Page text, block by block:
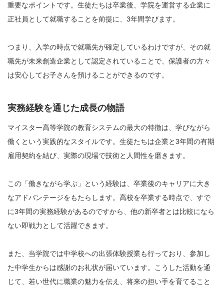
重要なポイントです。生徒たちは卒業後、学院を運営する企業に
正社員として就職することを前提に、3年間学びます。
つまり、入学の時点で就職先が確定しているわけですが、その就
職先が未来創造企業として認定されていることで、保護者の方々
は安心してお子さんを預けることができるのです。
実務経験を通じた成長の物語
マイスター高等学院の教育システムの最大の特徴は、学びながら
働くという実践的なスタイルです。生徒たちは企業と3年間の有期
雇用契約を結び、実際の現場で技術と人間性を磨きます。
この「働きながら学ぶ」という経験は、卒業後のキャリアに大き
なアドバンテージをもたらします。高校を卒業する時点で、すで
に3年間の実務経験があるのですから、他の新卒者とは比較になら
ない即戦力として活躍できます。
また、当学院では中学校への出張体験授業も行っており、参加し
た中学生からは感謝のお礼状が届いています。こうした活動を通
じて、若い世代に職業の魅力を伝え、将来の担い手を育てること